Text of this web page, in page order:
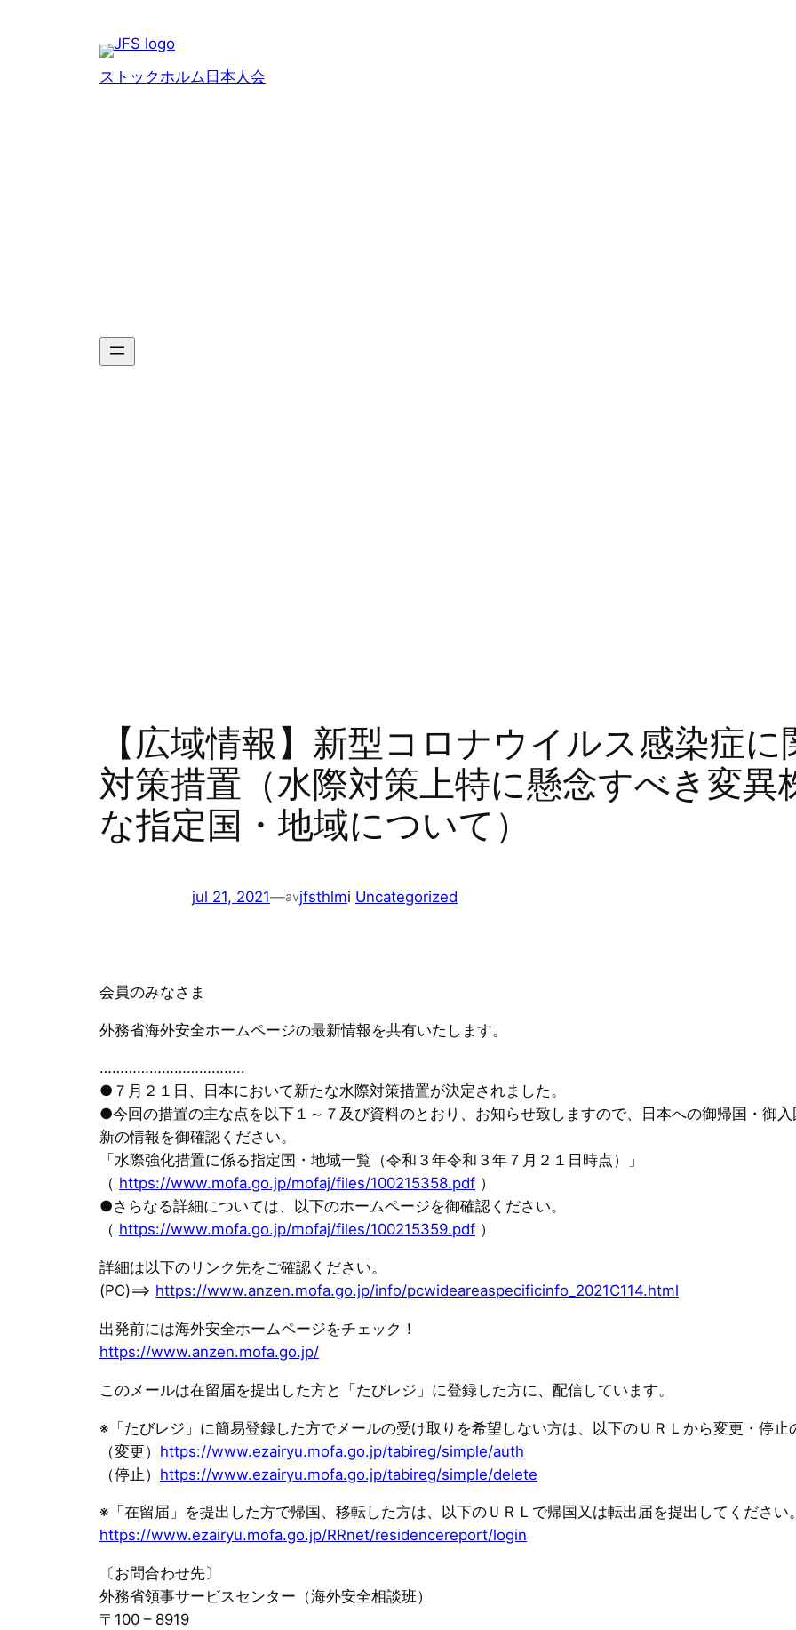
ストックホルム日本人会
【広域情報】新型コロナウイルス感染症
対策措置（水際対策上特に懸念すべき変異
な指定国・地域について）
jul 21, 2021—avjfsthlmi Uncategorized
会員のみなさま
外務省海外安全ホームページの最新情報を共有いたします。
……………………………..
●７月２１日、日本において新たな水際対策措置が決定されました。
●今回の措置の主な点を以下１～７及び資料のとおり、お知らせ致しますので、日本への御帰国・御
新の情報を御確認ください。
「水際強化措置に係る指定国・地域一覧（令和３年令和３年７月２１日時点）」
（ https://www.mofa.go.jp/mofaj/files/100215358.pdf ）
●さらなる詳細については、以下のホームページを御確認ください。
（ https://www.mofa.go.jp/mofaj/files/100215359.pdf ）
詳細は以下のリンク先をご確認ください。
(PC)==> https://www.anzen.mofa.go.jp/info/pcwideareaspecificinfo_2021C114.html
出発前には海外安全ホームページをチェック！
https://www.anzen.mofa.go.jp/
このメールは在留届を提出した方と「たびレジ」に登録した方に、配信しています。
※「たびレジ」に簡易登録した方でメールの受け取りを希望しない方は、以下のＵＲＬから変更・停止
（変更） https://www.ezairyu.mofa.go.jp/tabireg/simple/auth
（停止） https://www.ezairyu.mofa.go.jp/tabireg/simple/delete
※「在留届」を提出した方で帰国、移転した方は、以下のＵＲＬで帰国又は転出届を提出してください。
https://www.ezairyu.mofa.go.jp/RRnet/residencereport/login
〔お問合わせ先〕
外務省領事サービスセンター（海外安全相談班）
〒100 – 8919